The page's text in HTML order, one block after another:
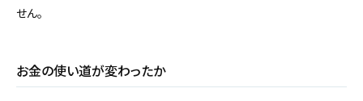
せん。
お金の使い道が変わったか